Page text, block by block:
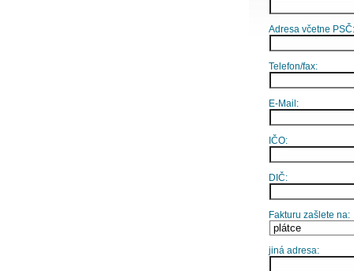
Adresa včetne PSČ:
Telefon/fax:
E-Mail:
IČO:
DIČ:
Fakturu zašlete na:
jiná adresa: